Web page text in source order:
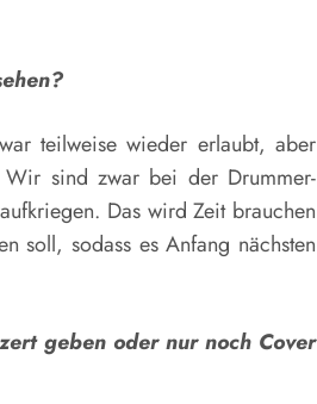
teilweise wieder erlaubt, aber
Wir sind zwar bei der Drummer-
Das wird Zeit brauchen
soll, sodass es Anfang nächsten
geben oder nur noch Cover